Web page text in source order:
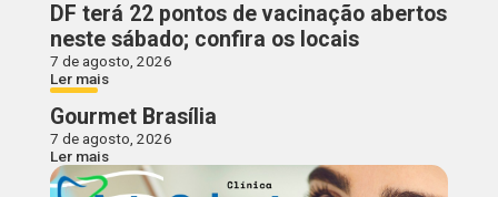
DF terá 22 pontos de vacinação abertos
neste sábado; confira os locais
7 de agosto, 2026
Ler mais
Gourmet Brasília
7 de agosto, 2026
Ler mais